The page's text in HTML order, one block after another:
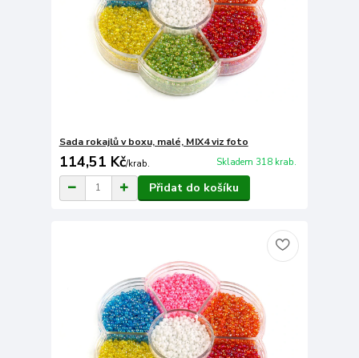
Sada rokajlů v boxu, malé, MIX4 viz foto
114,51 Kč/krab. Skladem 318 krab.
Přidat do košíku